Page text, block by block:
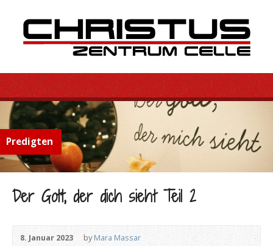
Predigten
Der Gott, der dich sieht Teil 2
8. Januar 2023 byMara Massar